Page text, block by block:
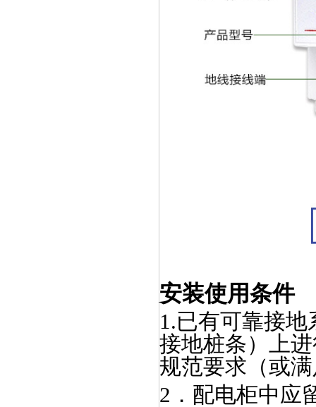
安装使用条件
1.已有可靠接
接地桩条）上
规范要求（或
2．配电柜中应